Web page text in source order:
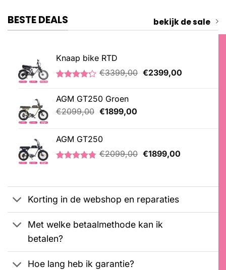
BESTE DEALS bekijk de sale
Knaap bike RTD
gebaseerd
op
klantbeoordelingen
€3399,00 Oorspronkelijke
€2399,00Huidige
AGM GT250 Groen
€2099,00 Oorspronkelijke
€2099,00.
€1899,00Huidige
AGM GT250
klantbeoordelingen
€2099,00 Oorspronkelijke
€1899,00Huidige
Korting in de webshop en reparaties
Met welke betaalmethode kan ik
betalen?
Hoe lang heb ik garantie?